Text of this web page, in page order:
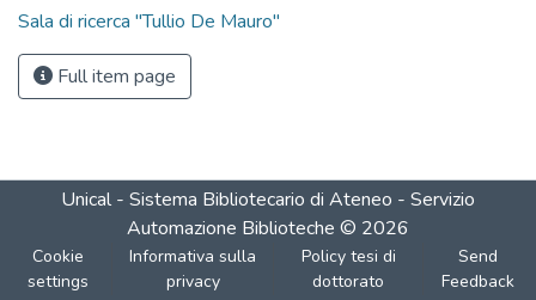
Sala di ricerca "Tullio De Mauro"
Full item page
Unical - Sistema Bibliotecario di Ateneo - Servizio
Automazione Biblioteche © 2026
Cookie
settings
Informativa sulla
privacy
Policy tesi di
dottorato
Send
Feedback